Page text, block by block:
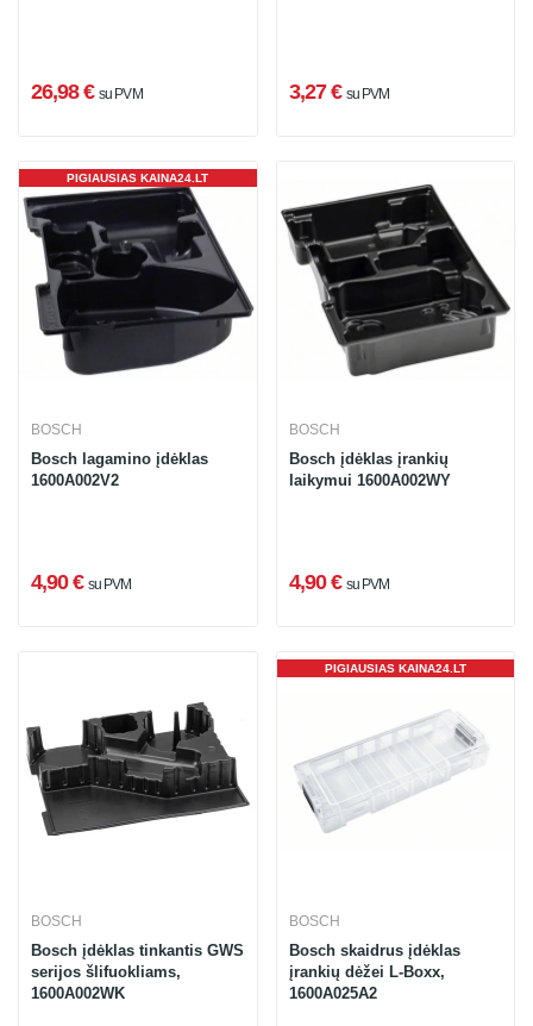
26,98 € su PVM 3,27 € su PVM
PIGIAUSIAS KAINA24.LT
BOSCH
Bosch lagamino įdėklas
1600A002V2
4,90 € su PVM
BOSCH
Bosch įdėklas įrankių
laikymui 1600A002WY
4,90 € su PVM
BOSCH
Bosch įdėklas tinkantis GWS
serijos šlifuokliams,
1600A002WK
PIGIAUSIAS KAINA24.LT
BOSCH
Bosch skaidrus įdėklas
įrankių dėžei L-Boxx,
1600A025A2